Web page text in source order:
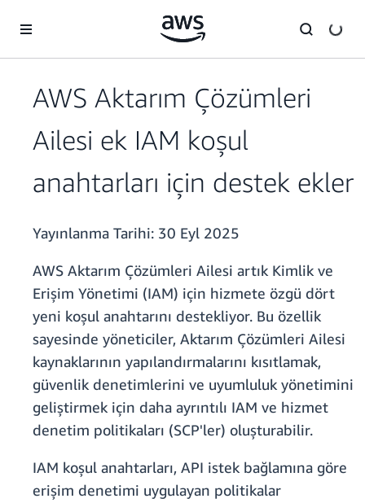
AWS Aktarım Çözümleri
Ailesi ek IAM koşul
anahtarları için destek ekler
Yayınlanma Tarihi: 30 Eyl 2025
AWS Aktarım Çözümleri Ailesi artık Kimlik ve
Erişim Yönetimi (IAM) için hizmete özgü dört
yeni koşul anahtarını destekliyor. Bu özellik
sayesinde yöneticiler, Aktarım Çözümleri Ailesi
kaynaklarının yapılandırmalarını kısıtlamak,
güvenlik denetimlerini ve uyumluluk yönetimini
geliştirmek için daha ayrıntılı IAM ve hizmet
denetim politikaları (SCP'ler) oluşturabilir.
IAM koşul anahtarları, API istek bağlamına göre
erişim denetimi uygulayan politikalar